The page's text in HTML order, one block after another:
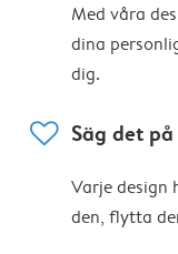
Med våra
dina
dig.
heart Säg det
Varje design
den, flytta